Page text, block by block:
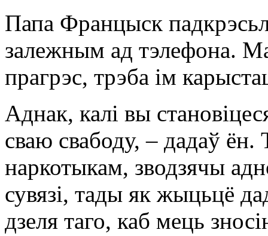
Папа Францыск
залежным ад тэлефона.
прагрэс, трэба ім
Аднак, калі вы
сваю свабоду, – дадаў ён.
наркотыкам, зводзячы
сувязі, тады як жыцьцё
дзеля таго, каб мець